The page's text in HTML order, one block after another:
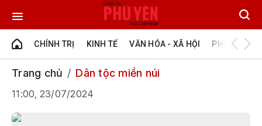
CHÍNH TRỊ KINH TẾ VĂN HÓA - XÃ HỘI PHÚ YÊN -
Trang chủ Dân tộc miền núi
11:00, 23/07/2024